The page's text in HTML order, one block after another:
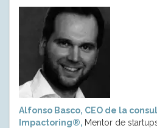
Alfonso Basco, CEO de la
Impactoring®, Mentor de